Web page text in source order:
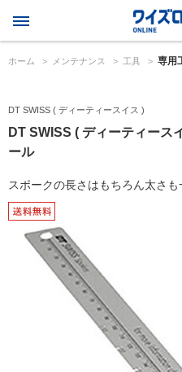
ホーム > メンテナンス > 工具 > 専用
DT SWISS ( ディーティースイス )
DT SWISS ( ディーティース
ール
スポークの長さはもちろん太さも